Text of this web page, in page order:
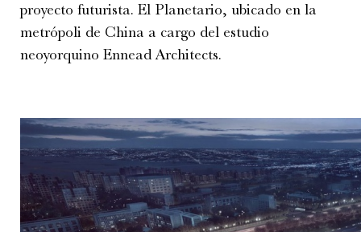
proyecto futurista. El Planetario, ubicado en la
metrópoli de China a cargo del estudio
neoyorquino Ennead Architects.